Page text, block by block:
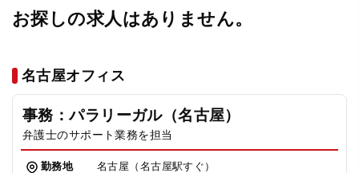
お探しの求人はありません。
名古屋オフィス
事務：パラリーガル（名古屋）
弁護士のサポート業務を担当
勤務地
名古屋（名古屋駅すぐ）